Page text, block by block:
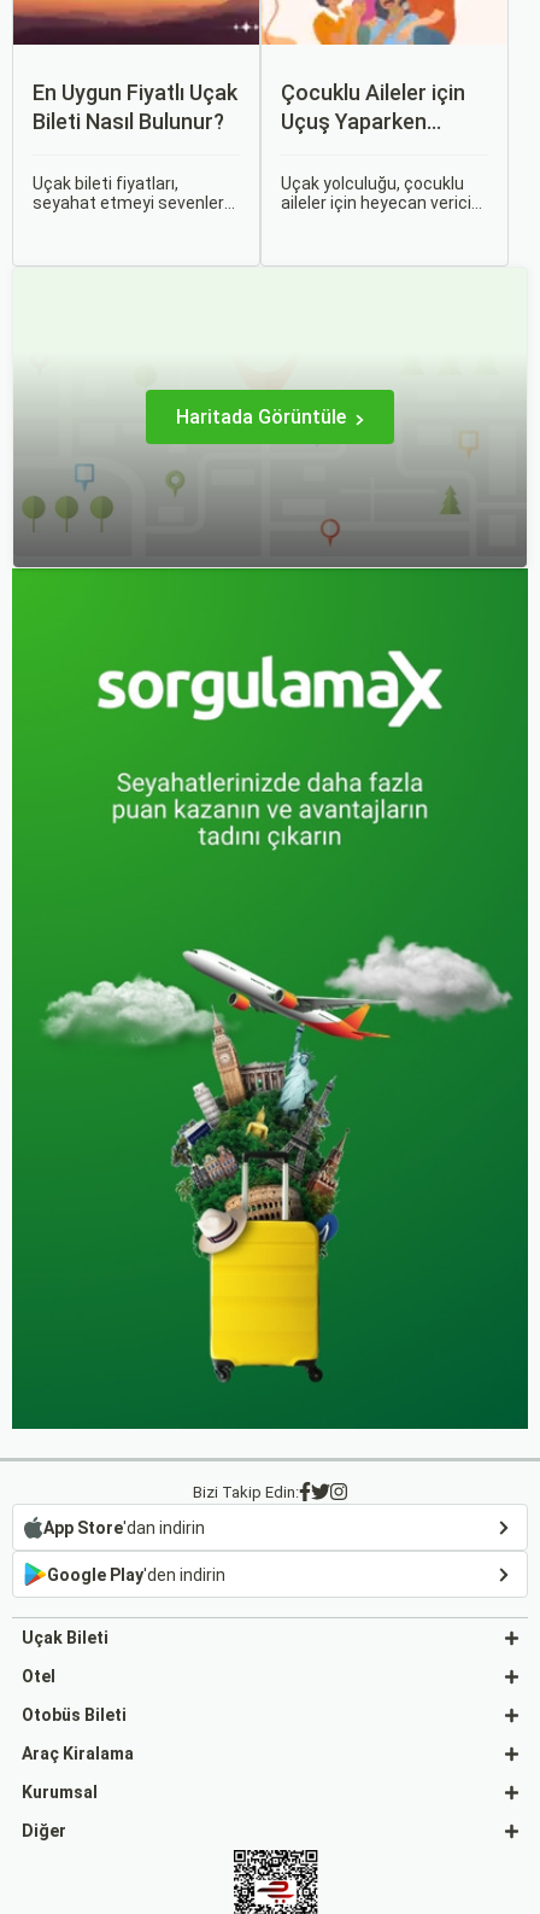
En Uygun Fiyatlı Uçak
Bileti Nasıl Bulunur?
Uçak bileti fiyatları,
seyahat etmeyi sevenler
Çocuklu Aileler için
Uçuş Yaparken
Gerekenler
Uçak yolculuğu, çocuklu
aileler için heyecan verici
Haritada Görüntüle
Bizi Takip Edin:
App Store'dan indirin
Google Play'den indirin
Uçak Bileti
Otel
Otobüs Bileti
Araç Kiralama
Kurumsal
Diğer